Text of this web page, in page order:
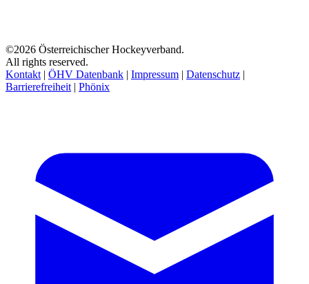
©2026 Österreichischer Hockeyverband.
All rights reserved.
Kontakt | ÖHV Datenbank | Impressum | Datenschutz |
Barrierefreiheit | Phönix